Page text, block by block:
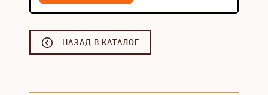
НАЗАД В КАТАЛОГ